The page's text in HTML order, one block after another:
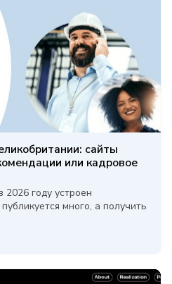
сайты
или кадровое
2026 году устроен
много, а получить